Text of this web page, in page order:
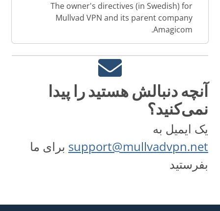
The owner's directives (in Swedish) for
Mullvad VPN and its parent company
Amagicom.
آنچه دنبالش هستید را پیدا
نمی‌کنید؟
یک ایمیل به
support@mullvadvpn.net برای ما
بفرستید